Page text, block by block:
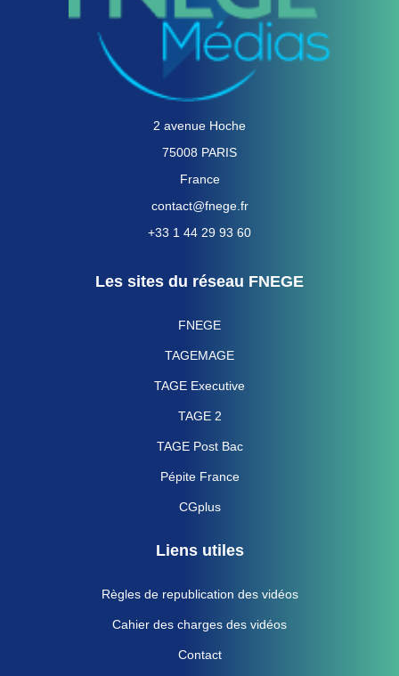
2 avenue Hoche
75008 PARIS
France
contact@fnege.fr
+33 1 44 29 93 60
Les sites du réseau FNEGE
FNEGE
TAGEMAGE
TAGE Executive
TAGE 2
TAGE Post Bac
Pépite France
CGplus
Liens utiles
Règles de republication des vidéos
Cahier des charges des vidéos
Contact